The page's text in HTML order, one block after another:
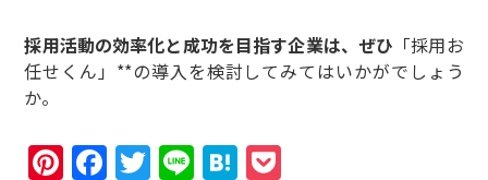
採用活動の効率化と成功を目指す企業は、ぜひ 「採用お
任せくん」**の導入を検討してみてはいかがでしょう
か。
Pinterest
Facebook
Twitter
LineHatena